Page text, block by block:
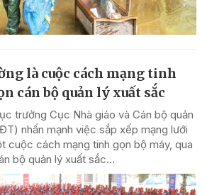
là cuộc cách mạng tinh
cán bộ quản lý xuất sắc
trưởng Cục Nhà giáo và Cán bộ quản
nhấn mạnh việc sắp xếp mạng lưới
cuộc cách mạng tinh gọn bộ máy, qua
bộ quản lý xuất sắc...